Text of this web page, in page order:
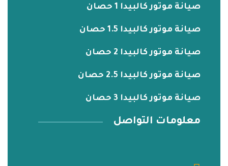
صيانة موتور كالبيدا 1 حصان
صيانة موتور كالبيدا 1.5 حصان
صيانة موتور كالبيدا 2 حصان
صيانة موتور كالبيدا 2.5 حصان
صيانة موتور كالبيدا 3 حصان
معلومات التواصل